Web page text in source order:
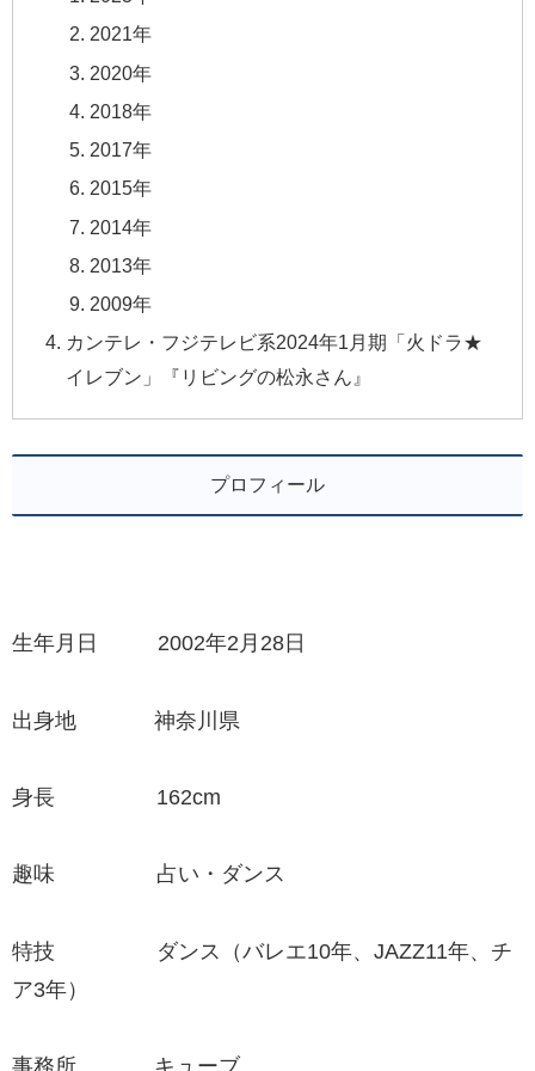
2021年
2020年
2018年
2017年
2015年
2014年
2013年
2009年
カンテレ・フジテレビ系2024年1月期「火ドラ★
イレブン」『リビングの松永さん』
プロフィール
生年月日 2002年2月28日
出身地 神奈川県
身長 162cm
趣味 占い・ダンス
特技 ダンス（バレエ10年、JAZZ11年、チ
ア3年）